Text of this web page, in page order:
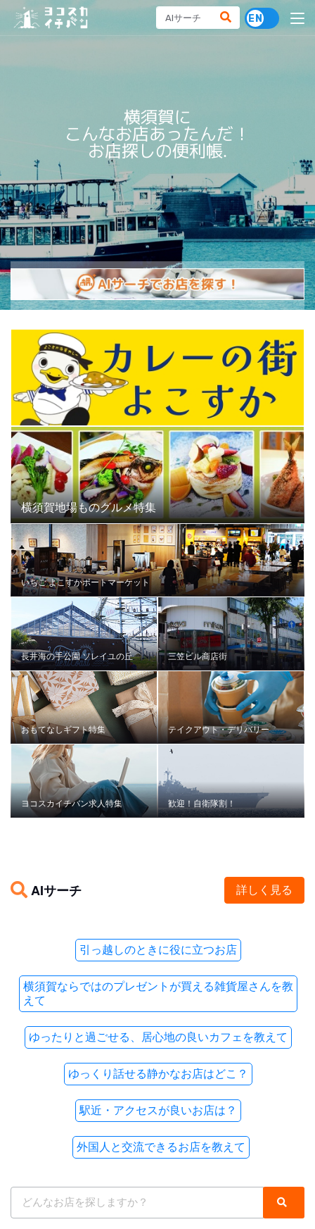
横須賀に
こんなお店あったんだ！
お店探しの便利帳.
横須賀に
こんなお店あったんだ！
お店探しの便利帳
横須賀地場ものグルメ特集
いちご よこすかポートマーケット
長井海の手公園 ソレイユの丘 三笠ビル商店街
おもてなしギフト特集 テイクアウト・デリバリー
ヨコスカイチバン求人特集 歓迎！自衛隊割！
AIサーチ 詳しく見る
引っ越しのときに役に立つお店
横須賀ならではのプレゼントが買える雑貨屋さんを教
えて
ゆったりと過ごせる、居心地の良いカフェを教えて
ゆっくり話せる静かなお店はどこ？
駅近・アクセスが良いお店は？
外国人と交流できるお店を教えて